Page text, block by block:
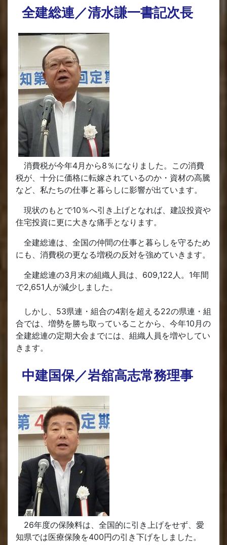
全建総連／清水謙一書記次長
消費税が今年4月から8％になりました。この消費
税が、十分に価格に転嫁されているのか・資材の高騰
など、私たちの仕事と暮らしに影響が出ています。
現状のもとで10％へ引き上げとなれば、建設投資や
住宅投資に更に大きな痛手となります。
全建総連は、全国の仲間の仕事と暮らしを守るため
にも、消費税の更なる増税の反対を強めていきます。
全建総連の3月末の組織人員は、609,122人。1年間
で2,651人が減少しました。
しかし、53県連・組合の4割を超える22の県連・組
合では、増勢を勝ち取っていることから、今年10月の
全建総連の定期大会までには、組織人員を増やしてい
きます。
中建国保／岩舘高志常務理事
26年度の保険料は、全国的に引き上げをせず、愛
知県では医療保険を400円の引き下げをしました。